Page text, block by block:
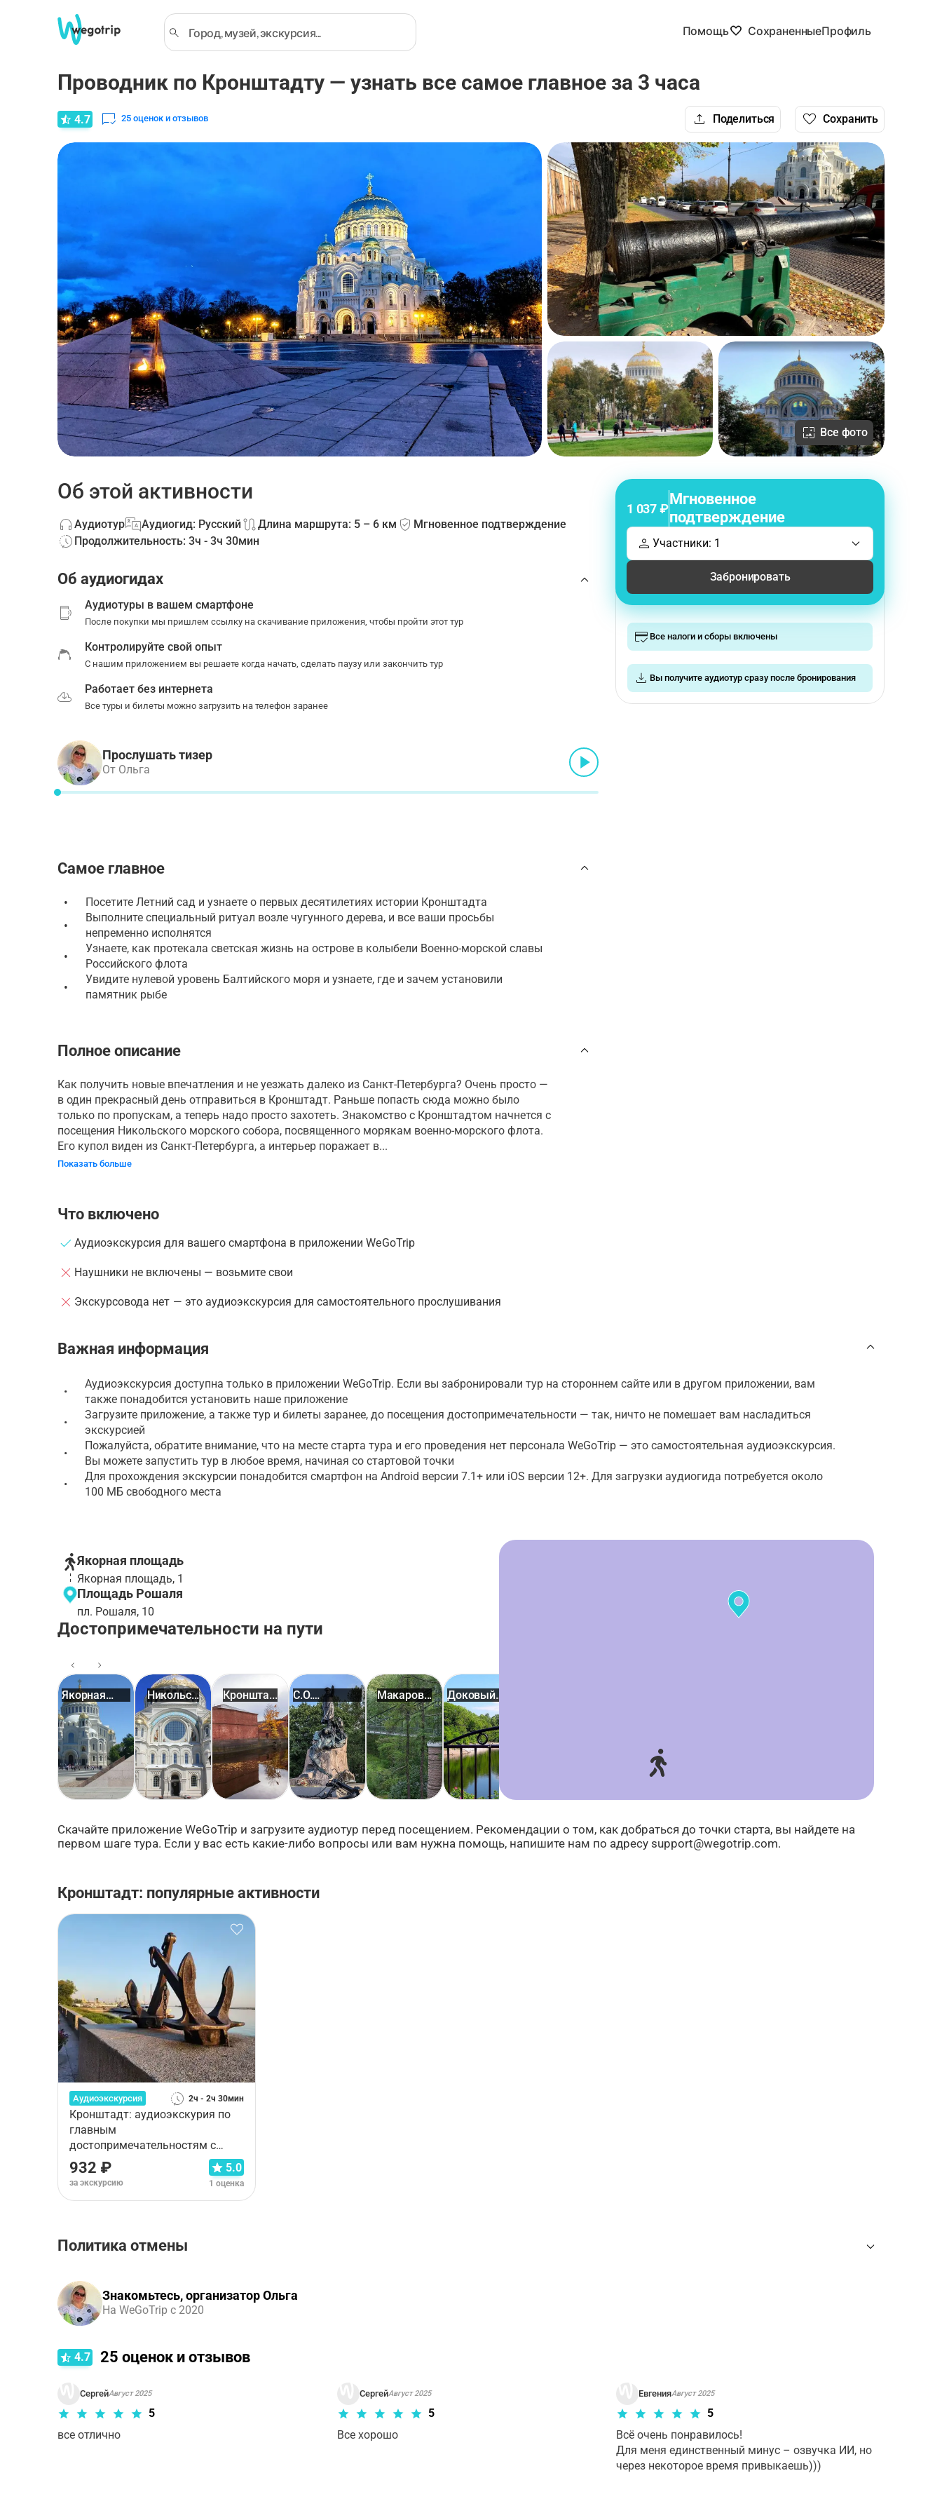
Помощь СохраненныеПрофиль
Проводник по Кронштадту — узнать все самое главное за 3 часа
4.7 25 оценок и отзывов Поделиться Сохранить
Все фото
Об этой активности
Аудиотур Аудиогид: Русский Длина маршрута: 5 – 6 км
Мгновенное подтверждение
Продолжительность: 3ч - 3ч 30мин
Об аудиогидах
Аудиотуры в вашем смартфоне
После покупки мы пришлем ссылку на скачивание приложения, чтобы пройти этот тур
Контролируйте свой опыт
С нашим приложением вы решаете когда начать, сделать паузу или закончить тур
Работает без интернета
Все туры и билеты можно загрузить на телефон заранее
Прослушать тизер
От Ольга
1 037 ₽
Мгновенное
подтверждение
Участники: 1
Забронировать
Все налоги и сборы включены
Вы получите аудиотур сразу после бронирования
Самое главное
• Посетите Летний сад и узнаете о первых десятилетиях истории Кронштадта
•
Выполните специальный ритуал возле чугунного дерева, и все ваши просьбы
непременно исполнятся
•
Узнаете, как протекала светская жизнь на острове в колыбели Военно-морской славы
Российского флота
•
Увидите нулевой уровень Балтийского моря и узнаете, где и зачем установили
памятник рыбе
Полное описание
Как получить новые впечатления и не уезжать далеко из Санкт-Петербурга? Очень просто —
в один прекрасный день отправиться в Кронштадт. Раньше попасть сюда можно было
только по пропускам, а теперь надо просто захотеть. Знакомство с Кронштадтом начнется с
посещения Никольского морского собора, посвященного морякам военно-морского флота.
Его купол виден из Санкт-Петербурга, а интерьер поражает в...
Показать больше
Что включено
Аудиоэкскурсия для вашего смартфона в приложении WeGoTrip
Наушники не включены — возьмите свои
Экскурсовода нет — это аудиоэкскурсия для самостоятельного прослушивания
Важная информация
•
Аудиоэкскурсия доступна только в приложении WeGoTrip. Если вы забронировали тур на стороннем сайте или в другом приложении, вам
также понадобится установить наше приложение
•
Загрузите приложение, а также тур и билеты заранее, до посещения достопримечательности — так, ничто не помешает вам насладиться
экскурсией
•
Пожалуйста, обратите внимание, что на месте старта тура и его проведения нет персонала WeGoTrip — это самостоятельная аудиоэкскурсия.
Вы можете запустить тур в любое время, начиная со стартовой точки
•
Для прохождения экскурсии понадобится смартфон на Android версии 7.1+ или iOS версии 12+. Для загрузки аудиогида потребуется около
100 МБ свободного места
Якорная площадь
Якорная площадь, 1
Площадь Рошаля
пл. Рошаля, 10
Достопримечательности на пути
Якорная
площадь
Никольс... Кроншта...
С.О.
Макаров
Макаров...
Доковый
бассейн
Скачайте приложение WeGoTrip и загрузите аудиотур перед посещением. Рекомендации о том, как добраться до точки старта, вы найдете на
первом шаге тура. Если у вас есть какие-либо вопросы или вам нужна помощь, напишите нам по адресу support@wegotrip.com.
Кронштадт: популярные активности
Аудиоэкскурсия 2ч - 2ч 30мин
Кронштадт: аудиоэкскурия по
главным
достопримечательностям с
местным гидом
932 ₽
за экскурсию
5.0
1 оценка
Политика отмены
Правила отмены зависят от типа выбранного варианта тура. Пожалуйста,
Аудиоэкскурсия.
Знакомьтесь, организатор Ольга
На WeGoTrip с 2020
4.7 25 оценок и отзывов
СергейАвгуст 2025
5
все отлично
СергейАвгуст 2025
5
Все хорошо
ЕвгенияАвгуст 2025
5
Всё очень понравилось!
Для меня единственный минус – озвучка ИИ, но
через некоторое время привыкаешь)))